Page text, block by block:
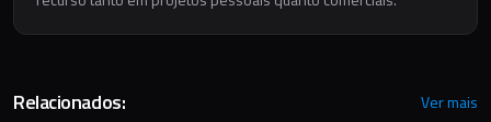
Relacionados: Ver mais